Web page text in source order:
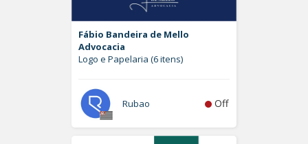
Fábio Bandeira de Mello
Advocacia
Logo e Papelaria (6 itens)
Rubao Off